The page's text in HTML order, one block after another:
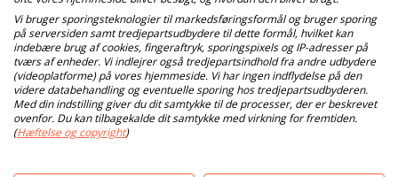
Vi bruger sporingsteknologier til markedsføringsformål og bruger sporing
på serversiden samt tredjepartsudbydere til dette formål, hvilket kan
indebære brug af cookies, fingeraftryk, sporingspixels og IP-adresser på
tværs af enheder. Vi indlejrer også tredjepartsindhold fra andre udbydere
(videoplatforme) på vores hjemmeside. Vi har ingen indflydelse på den
videre databehandling og eventuelle sporing hos tredjepartsudbyderen.
Med din indstilling giver du dit samtykke til de processer, der er beskrevet
ovenfor. Du kan tilbagekalde dit samtykke med virkning for fremtiden.
(Hæftelse og copyright)